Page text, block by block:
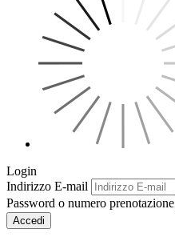
Login
Indirizzo E-mail
Password o numero prenotazione
Accedi